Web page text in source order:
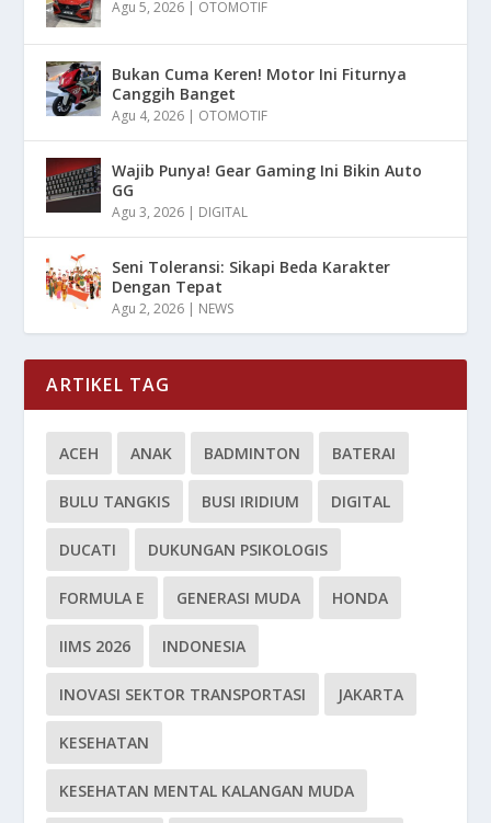
Agu 5, 2026 | OTOMOTIF
Bukan Cuma Keren! Motor Ini Fiturnya
Canggih Banget
Agu 4, 2026 | OTOMOTIF
Wajib Punya! Gear Gaming Ini Bikin Auto
GG
Agu 3, 2026 | DIGITAL
Seni Toleransi: Sikapi Beda Karakter
Dengan Tepat
Agu 2, 2026 | NEWS
ARTIKEL TAG
ACEH ANAK BADMINTON BATERAI
BULU TANGKIS BUSI IRIDIUM DIGITAL
DUCATI DUKUNGAN PSIKOLOGIS
FORMULA E GENERASI MUDA HONDA
IIMS 2026 INDONESIA
INOVASI SEKTOR TRANSPORTASI JAKARTA
KESEHATAN
KESEHATAN MENTAL KALANGAN MUDA